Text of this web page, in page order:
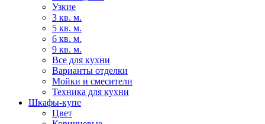
Узкие
3 кв. м.
5 кв. м.
6 кв. м.
9 кв. м.
Все для кухни
Варианты отделки
Мойки и смесители
Техника для кухни
Шкафы-купе
Цвет